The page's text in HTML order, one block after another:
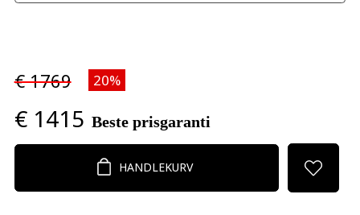
€ 1769 20%
€ 1415 Beste prisgaranti
HANDLEKURV